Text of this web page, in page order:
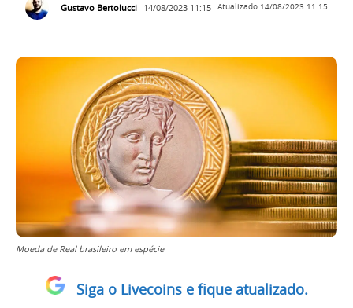
Gustavo Bertolucci 14/08/2023 11:15 Atualizado 14/08/2023 11:15
Moeda de Real brasileiro em espécie
Siga o Livecoins e fique atualizado.